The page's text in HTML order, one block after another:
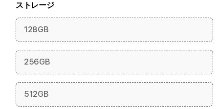
ストレージ
128GB
256GB
512GB